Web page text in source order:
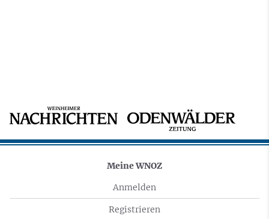
Meine WNOZ
Anmelden
Registrieren